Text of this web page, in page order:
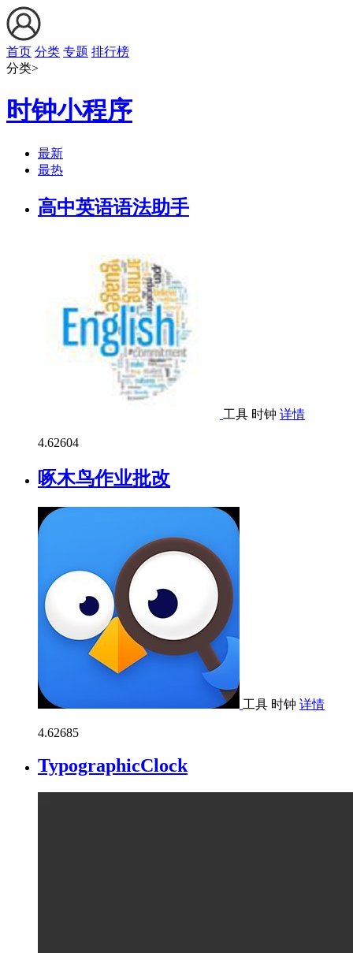
首页 分类 专题 排行榜
分类>
时钟小程序
最新
最热
高中英语语法助手
工具 时钟 详情
4.62604
啄木鸟作业批改
工具 时钟 详情
4.62685
TypographicClock